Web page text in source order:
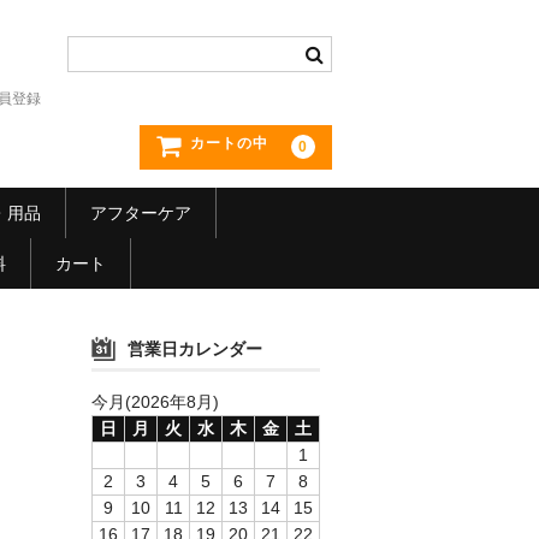
登録
カートの中 0
用品 アフターケア
カート
営業日カレンダー
今月(2026年8月)
日
月 火 水 木 金
土
1
2
3 4 5 6 7
8
9
10 11 12 13 14
15
16
17 18 19 20 21 22